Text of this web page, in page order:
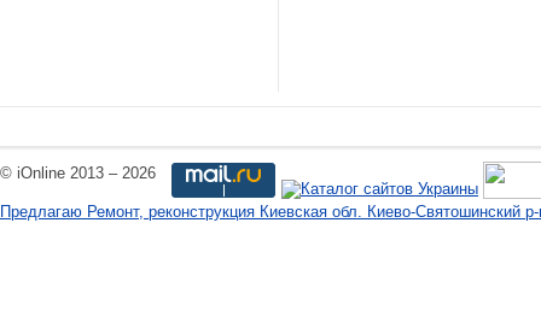
© iOnline 2013 – 2026
Предлагаю Ремонт, реконструкция Киевская обл. Киево-Святошинский